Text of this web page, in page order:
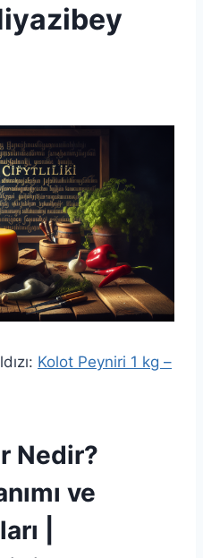
Kolot Peyniri 1 kg –
Nedir?
ve
|